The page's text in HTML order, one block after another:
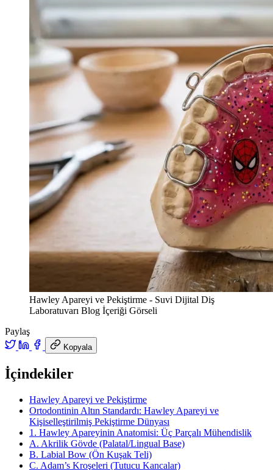
Hawley Apareyi ve Pekiştirme - Suvi Dijital Diş
Laboratuvarı Blog İçeriği Görseli
Paylaş
Kopyala
İçindekiler
Hawley Apareyi ve Pekiştirme
Ortodontinin Altın Standardı: Hawley Apareyi ve
Kişiselleştirilmiş Pekiştirme Dünyası
1. Hawley Apareyinin Anatomisi: Üç Parçalı Mühendislik
A. Akrilik Gövde (Palatal/Lingual Base)
B. Labial Bow (Ön Kuşak Teli)
C. Adam’s Kroşeleri (Tutucu Kancalar)